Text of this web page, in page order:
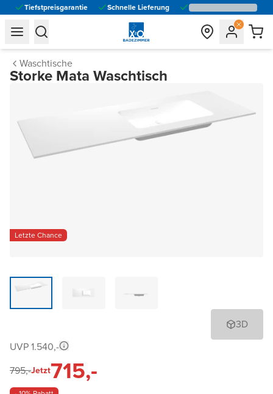
Tiefstpreisgarantie Schnelle Lieferung
general.navigation.toggle_menu.label
general.navigation.toggle_menu.label
Waschtische
Storke Mata Waschtisch
Letzte Chance
3D
UVP 1.540,-
795,-Jetzt715,-